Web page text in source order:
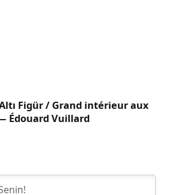
Figür / Grand intérieur aux
Édouard Vuillard